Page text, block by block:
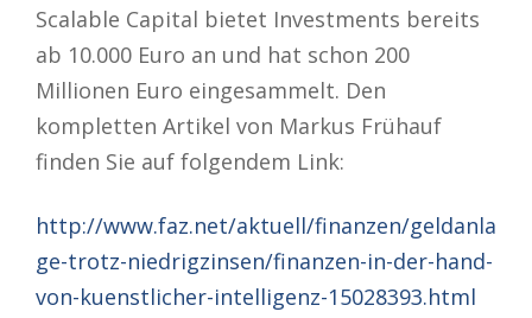
Scalable Capital bietet Investments bereits
ab 10.000 Euro an und hat schon 200
Millionen Euro eingesammelt. Den
kompletten Artikel von Markus Frühauf
finden Sie auf folgendem Link:
http://www.faz.net/aktuell/finanzen/geldanla
ge-trotz-niedrigzinsen/finanzen-in-der-hand-
von-kuenstlicher-intelligenz-15028393.html